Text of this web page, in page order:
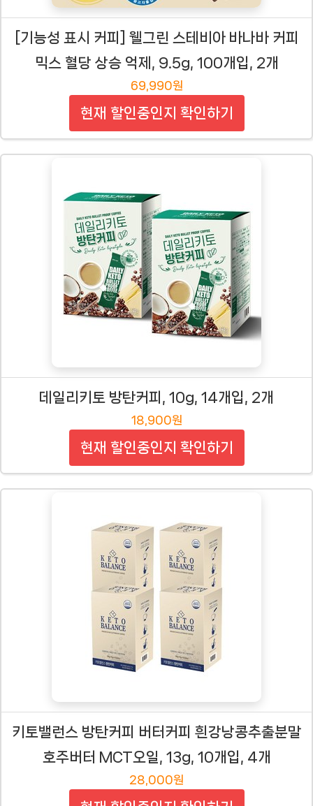
[기능성 표시 커피] 웰그린 스테비아 바나바 커피
믹스 혈당 상승 억제, 9.5g, 100개입, 2개
69,990원
현재 할인중인지 확인하기
데일리키토 방탄커피, 10g, 14개입, 2개
18,900원
현재 할인중인지 확인하기
키토밸런스 방탄커피 버터커피 흰강낭콩추출분말
호주버터 MCT오일, 13g, 10개입, 4개
28,000원